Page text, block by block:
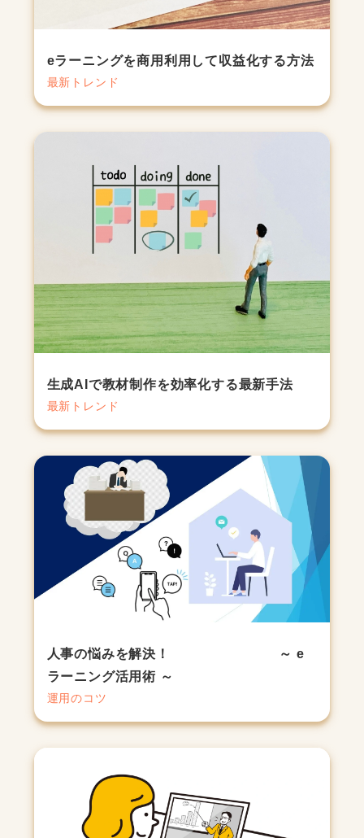
eラーニングを商用利用して収益化する方法
最新トレンド
生成AIで教材制作を効率化する最新手法
最新トレンド
人事の悩みを解決！ ～ e
ラーニング活用術 ～
運用のコツ